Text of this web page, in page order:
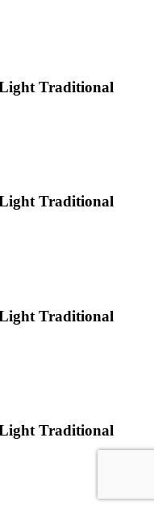
Traditional
Traditional
Traditional
Traditional